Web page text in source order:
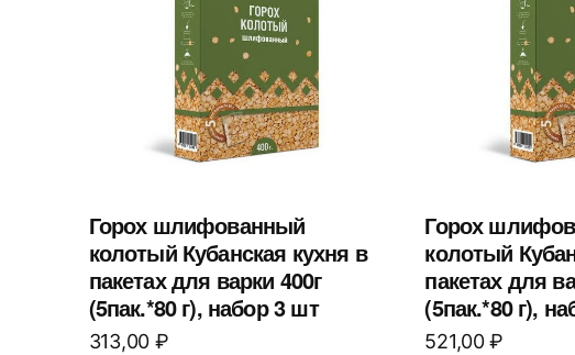
Горох шлифованный
колотый Кубанская кухня в
пакетах для варки 400г
(5пак.*80 г), набор 3 шт
313,00 ₽
Горох
колотый
пакетах для
(5пак.*80 г),
521,00₽